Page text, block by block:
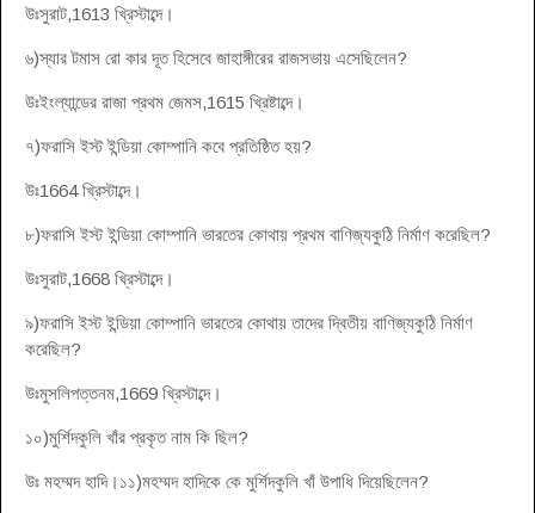
উঃসুরাট,1613 খ্রিস্টাব্দে।
৬)স্যার টমাস রো কার দূত হিসেবে জাহাঙ্গীরের রাজসভায় এসেছিলেন?
উঃইংল্যান্ডের রাজা প্রথম জেমস,1615 খ্রিষ্টাব্দে।
৭)ফরাসি ইস্ট ইন্ডিয়া কোম্পানি কবে প্রতিষ্ঠিত হয়?
উঃ1664 খ্রিস্টাব্দে।
৮)ফরাসি ইস্ট ইন্ডিয়া কোম্পানি ভারতের কোথায় প্রথম বাণিজ্যকুঠি নির্মাণ করেছিল?
উঃসুরাট,1668 খ্রিস্টাব্দে।
৯)ফরাসি ইস্ট ইন্ডিয়া কোম্পানি ভারতের কোথায় তাদের দ্বিতীয় বাণিজ্যকুঠি নির্মাণ
করেছিল?
উঃমুসলিপত্তনম,1669 খ্রিস্টাব্দে।
১০)মুর্শিদকুলি খাঁর প্রকৃত নাম কি ছিল?
উঃ মহম্মদ হাদি।১১)মহম্মদ হাদিকে কে মুর্শিদকুলি খাঁ উপাধি দিয়েছিলেন?